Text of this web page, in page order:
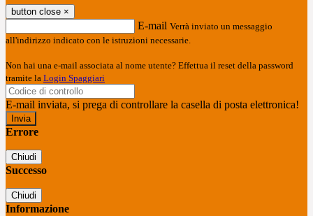
button close ×
E-mail Verrà inviato un messaggio
all'indirizzo indicato con le istruzioni necessarie.
Non hai una e-mail associata al nome utente? Effettua il reset della password
tramite la Login Spaggiari
E-mail inviata, si prega di controllare la casella di posta elettronica!
Errore
Chiudi
Successo
Chiudi
Informazione